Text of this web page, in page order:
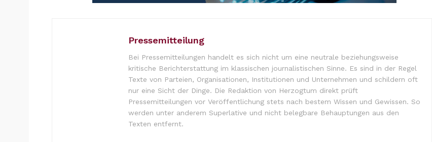
Pressemitteilung
Bei Pressemitteilungen handelt es sich nicht um eine neutrale beziehungsweise
kritische Berichterstattung im klassischen journalistischen Sinne. Es sind in der Regel
Texte von Parteien, Organisationen, Institutionen und Unternehmen und schildern oft
nur eine Sicht der Dinge. Die Redaktion von Herzogtum direkt prüft
Pressemitteilungen vor Veröffentlichung stets nach bestem Wissen und Gewissen. So
werden unter anderem Superlative und nicht belegbare Behauptungen aus den
Texten entfernt.